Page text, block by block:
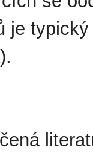
je